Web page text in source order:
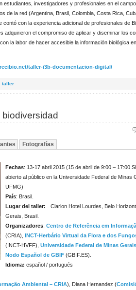
investigadores y profesionales en el
de la red (Argentina, Brasil, Colombia, Costa Rica,
con la experiencia adicional de profesionales de
adquirieron el compromiso de aplicar y diseminar los
la labor de hacer accesible la información biológica
taller-i3b-documentacion-digital/
taller
Fotografías
Fechas: 13-17 abril 2015 (15 de abril de 9:00 – 17:00
abierto al público en la Universidade Federal de Minas
UFMG)
País: Brasil.
Lugar del taller: Clarion Hotel Lourdes, Belo
Gerais, Brasil.
Organizadores: Centro de Referência em
(CRIA), INCT-Herbário Virtual da Flora e dos
(INCT-HVFF), Universidade Federal de Minas Gerais
Nodo Español de GBIF (GBIF.ES).
Idioma: español / portugués
Ambiental – CRIA), Diana Hernandez (